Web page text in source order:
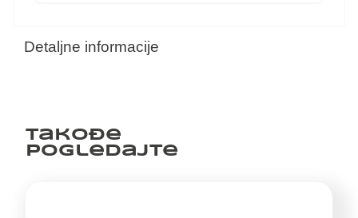
Detaljne informacije
Takođe
pogledajte